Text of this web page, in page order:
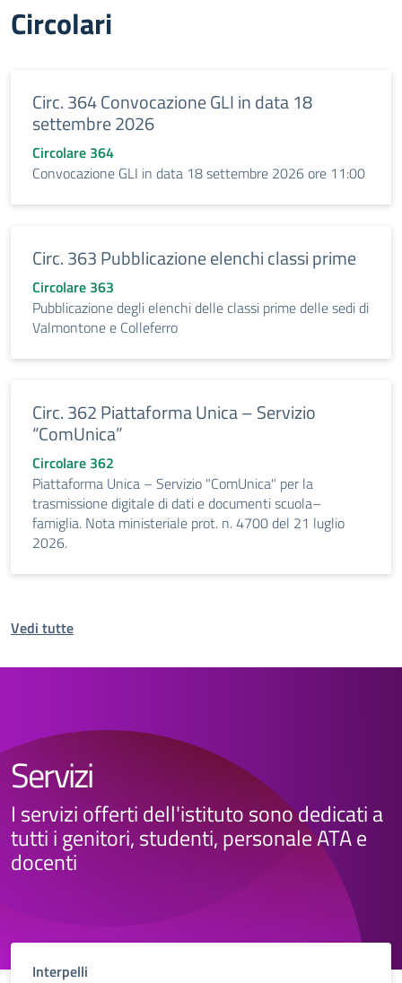
Circolari
Circ. 364 Convocazione GLI in data 18
settembre 2026
Circolare 364
Convocazione GLI in data 18 settembre 2026 ore 11:00
Circ. 363 Pubblicazione elenchi classi prime
Circolare 363
Pubblicazione degli elenchi delle classi prime delle sedi di
Valmontone e Colleferro
Circ. 362 Piattaforma Unica – Servizio
“ComUnica”
Circolare 362
Piattaforma Unica – Servizio "ComUnica" per la
trasmissione digitale di dati e documenti scuola–
famiglia. Nota ministeriale prot. n. 4700 del 21 luglio
2026.
Vedi tutte
Servizi
I servizi offerti dell'istituto sono dedicati a
tutti i genitori, studenti, personale ATA e
docenti
Interpelli